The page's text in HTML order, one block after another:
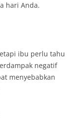
hari Anda.
ibu perlu tahu
negatif
menyebabkan